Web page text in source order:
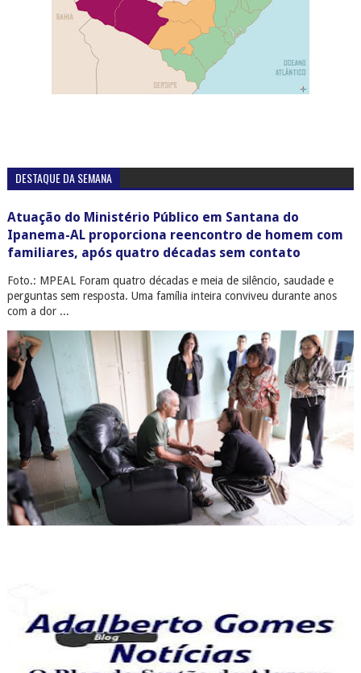
DESTAQUE DA SEMANA
Atuação do Ministério Público em Santana do
Ipanema-AL proporciona reencontro de homem com
familiares, após quatro décadas sem contato
Foto.: MPEAL Foram quatro décadas e meia de silêncio, saudade e
perguntas sem resposta. Uma família inteira conviveu durante anos
com a dor ...